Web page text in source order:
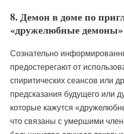
8. Демон в доме по
«дружелюбные демоны»
Сознательно
предостерегают от
спиритических сеансов или
предсказания будущего или
которые кажутся
что связаны с умершими